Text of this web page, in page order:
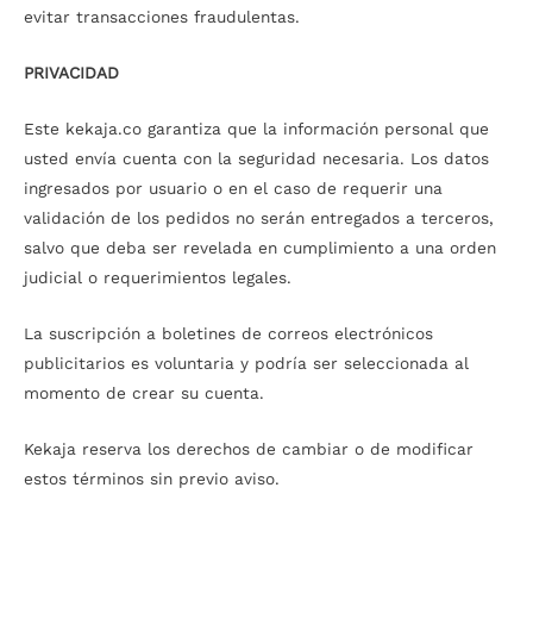
evitar transacciones fraudulentas.
PRIVACIDAD
Este kekaja.co garantiza que la información personal que
usted envía cuenta con la seguridad necesaria. Los datos
ingresados por usuario o en el caso de requerir una
validación de los pedidos no serán entregados a terceros,
salvo que deba ser revelada en cumplimiento a una orden
judicial o requerimientos legales.
La suscripción a boletines de correos electrónicos
publicitarios es voluntaria y podría ser seleccionada al
momento de crear su cuenta.
Kekaja reserva los derechos de cambiar o de modificar
estos términos sin previo aviso.